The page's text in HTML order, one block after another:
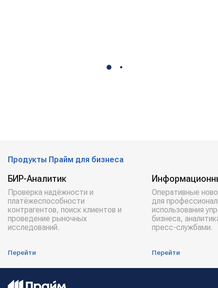
Продукты Прайм для бизнеса
БИР-Аналитик
Проверка надёжности и
платёжеспособности
контрагентов, поиск клиентов и
проведение рыночных
исследований.
Перейти
Оперативные
для
использования
бизнеса,
пресс-службами.
Перейти